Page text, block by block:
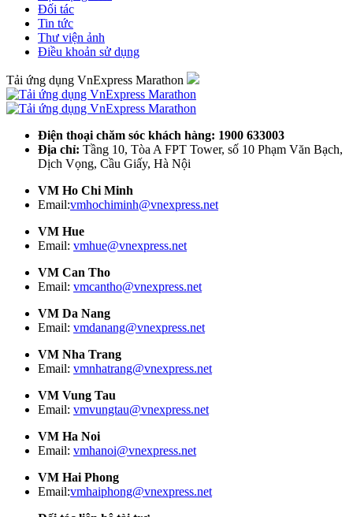
Đối tác
Tin tức
Thư viện ảnh
Điều khoản sử dụng
Tải ứng dụng VnExpress Marathon
Điện thoại chăm sóc khách hàng: 1900 633003
Địa chỉ: Tầng 10, Tòa A FPT Tower, số 10 Phạm Văn Bạch,
Dịch Vọng, Cầu Giấy, Hà Nội
VM Ho Chi Minh
Email:vmhochiminh@vnexpress.net
VM Hue
Email: vmhue@vnexpress.net
VM Can Tho
Email: vmcantho@vnexpress.net
VM Da Nang
Email: vmdanang@vnexpress.net
VM Nha Trang
Email: vmnhatrang@vnexpress.net
VM Vung Tau
Email: vmvungtau@vnexpress.net
VM Ha Noi
Email: vmhanoi@vnexpress.net
VM Hai Phong
Email:vmhaiphong@vnexpress.net